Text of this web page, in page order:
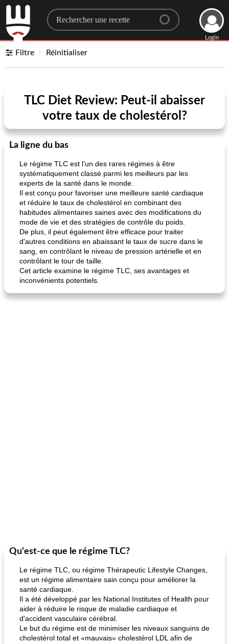
Search for a recipe
Login
Filtre Réinitialiser
TLC Diet Review: Peut-il abaisser
votre taux de cholestérol?
La ligne du bas
Le régime TLC est l’un des rares régimes à être
systématiquement classé parmi les meilleurs par les
experts de la santé dans le monde.
Il est conçu pour favoriser une meilleure santé cardiaque
et réduire le taux de cholestérol en combinant des
habitudes alimentaires saines avec des modifications du
mode de vie et des stratégies de contrôle du poids.
De plus, il peut également être efficace pour traiter
d'autres conditions en abaissant le taux de sucre dans le
sang, en contrôlant le niveau de pression artérielle et en
contrôlant le tour de taille.
Cet article examine le régime TLC, ses avantages et
inconvénients potentiels.
Qu'est-ce que le régime TLC?
Le régime TLC, ou régime Thérapeutic Lifestyle Changes,
est un régime alimentaire sain conçu pour améliorer la
santé cardiaque.
Il a été développé par les National Institutes of Health pour
aider à réduire le risque de maladie cardiaque et
d'accident vasculaire cérébral.
Le but du régime est de minimiser les niveaux sanguins de
cholestérol total et «mauvais» cholestérol LDL afin de